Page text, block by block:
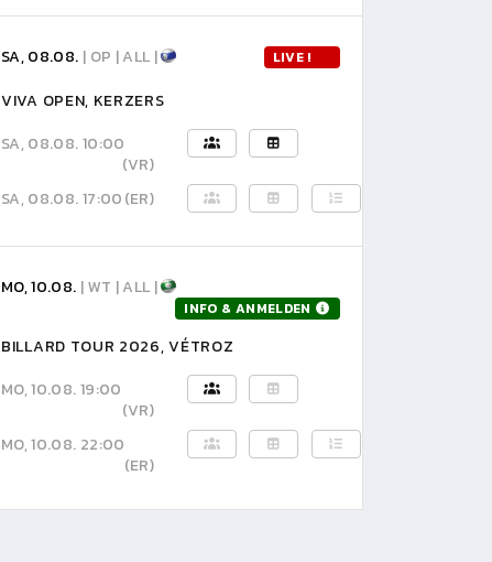
SA, 08.08. | OP | ALL | LIVE !
VIVA OPEN, KERZERS
SA, 08.08. 10:00
(VR)
SA, 08.08. 17:00(ER)
MO, 10.08. | WT | ALL |
INFO & ANMELDEN
BILLARD TOUR 2026, VÉTROZ
MO, 10.08. 19:00
(VR)
MO, 10.08. 22:00
(ER)